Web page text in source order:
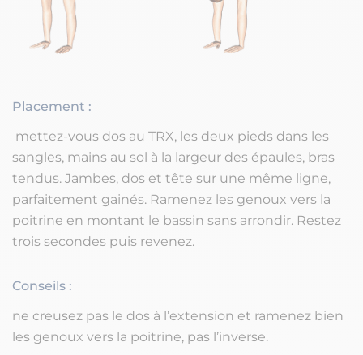
Placement :
mettez-vous dos au TRX, les deux pieds dans les
sangles, mains au sol à la largeur des épaules, bras
tendus. Jambes, dos et tête sur une même ligne,
parfaitement gainés. Ramenez les genoux vers la
poitrine en montant le bassin sans arrondir. Restez
trois secondes puis revenez.
Conseils :
ne creusez pas le dos à l’extension et ramenez bien
les genoux vers la poitrine, pas l’inverse.